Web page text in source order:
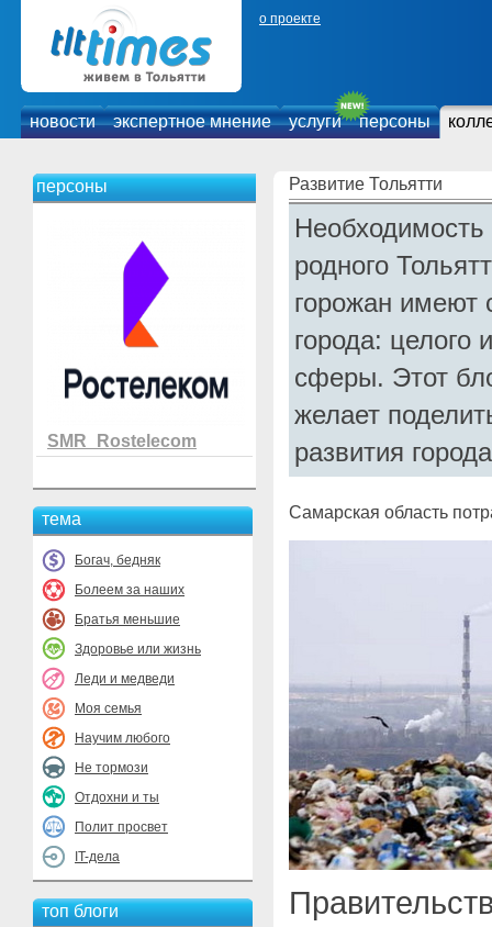
о проекте
новости экспертное мнение услуги персоны
персоны
SMR_Rostelecom
тема
Богач, бедняк
Болеем за наших
Братья меньшие
Здоровье или жизнь
Леди и медведи
Моя семья
Научим любого
Не тормози
Отдохни и ты
Полит просвет
IT-дела
топ блоги
Развитие Тольятти
Необходимость
родного
горожан имеют
города: целого
сферы. Этот
желает
развития
Самарская область